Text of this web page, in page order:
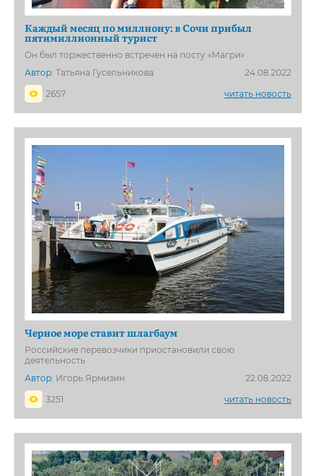
Каждый месяц по миллиону: в Сочи прибыл
пятимиллионный турист
Он был торжественно встречен на посту «Магри»
Автор: Татьяна Гусельникова
24.08.2022
2657
читать новость
Черное море ставит шлагбаум
Российские перевозчики приостановили свою
деятельность
Автор: Игорь Ярмизин
22.08.2022
3251
читать новость